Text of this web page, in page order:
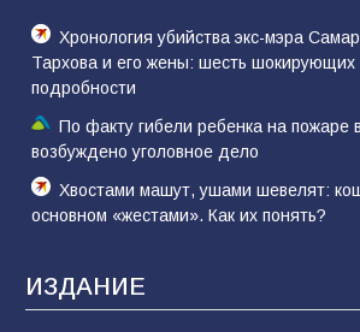
Хронология убийства экс-мэра
Тархова и его жены: шесть
подробности
По факту гибели ребенка на
возбуждено уголовное дело
Хвостами машут, ушами шевелят:
основном «жестами». Как их понять?
ИЗДАНИЕ